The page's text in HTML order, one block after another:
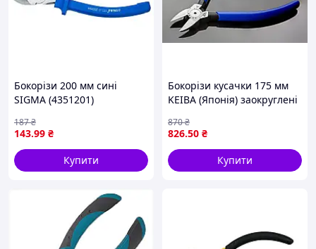
Бокорізи 200 мм сині
SIGMA (4351201)
143.99 ₴
187₴
Купити
Бокорізи кусачки 175 мм
KEIBA (Японія) заокруглені
826.50 ₴
870₴
Купити